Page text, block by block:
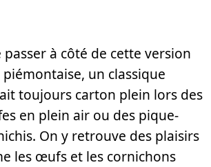
à côté de cette version
un classique
toujours carton plein lors des
en plein air ou des pique-
On y retrouve des plaisirs
les œufs et les cornichons